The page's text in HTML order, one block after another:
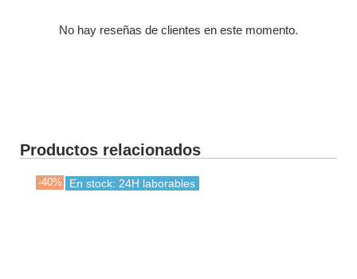
No hay reseñas de clientes en este momento.
Productos relacionados
-40% En stock: 24H laborables